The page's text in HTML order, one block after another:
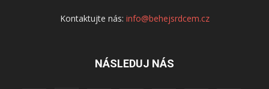
Kontaktujte nás: info@behejsrdcem.cz
NÁSLEDUJ NÁS